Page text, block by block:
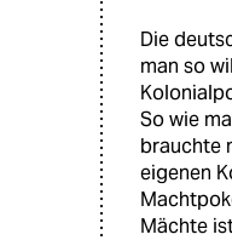
Die
man so
So wie
brauchte
eigenen
Mächte